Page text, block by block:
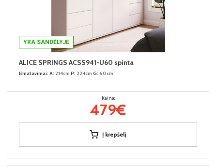
YRA SANDĖLYJE
ALICE SPRINGS ACSS941-U60 spinta
Išmatavimai: A: 214cm P: 224cm G: 60cm
Kaina:
479€
Į krepšelį